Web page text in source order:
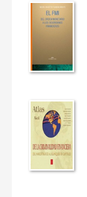
Rústica
CATÁLOGOS PDF